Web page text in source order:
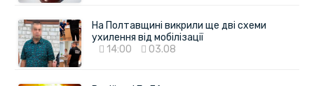
На Полтавщині викрили ще дві схеми
ухилення від мобілізації
14:00
03.08